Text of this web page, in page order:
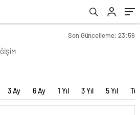
Son Güncelleme: 23:59
3 Ay 6 Ay 1 Yıl 3 Yıl 5 Yıl